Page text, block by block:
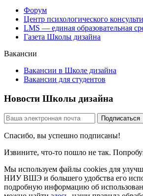
Форум
Центр психологического
LMS — единая образовательная
Газета Школы дизайна
Вакансии
Вакансии в Школе дизайна
Вакансии для студентов
Новости Школы дизайна
Спасибо, вы успешно подписаны!
Извините, что-то пошло не так.
Мы используем файлы cookies для
НИУ ВШЭ и большего удобства его
подробную информацию об